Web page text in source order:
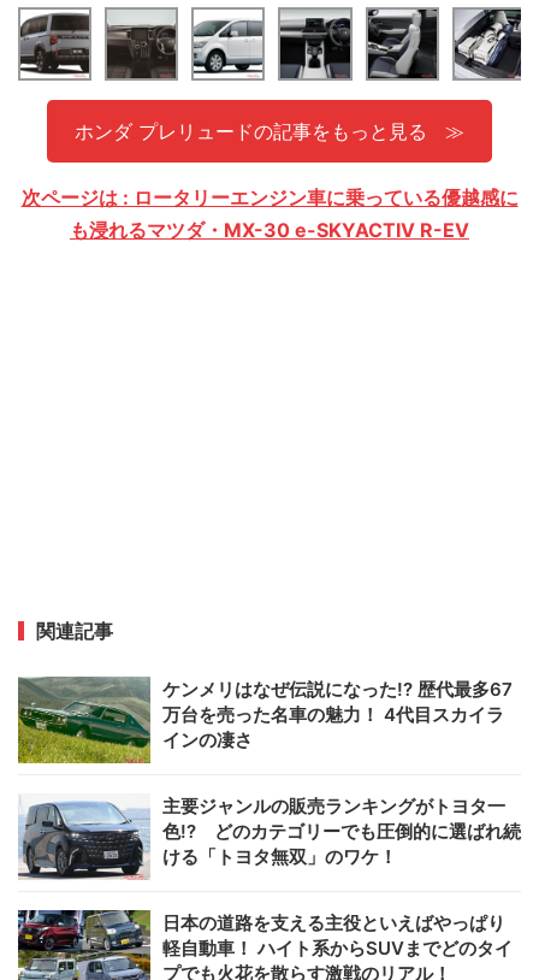
ホンダ プレリュードの記事をもっと見る
次ページは : ロータリーエンジン車に乗っている優越感に
も浸れるマツダ・MX-30 e-SKYACTIV R-EV
関連記事
ケンメリはなぜ伝説になった!? 歴代最多67
万台を売った名車の魅力！ 4代目スカイラ
インの凄さ
主要ジャンルの販売ランキングがトヨタ一
色!? どのカテゴリーでも圧倒的に選ばれ続
ける「トヨタ無双」のワケ！
日本の道路を支える主役といえばやっぱり
軽自動車！ ハイト系からSUVまでどのタイ
プでも火花を散らす激戦のリアル！